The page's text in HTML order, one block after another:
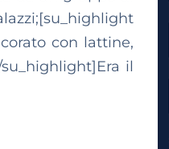
con lattine,
il